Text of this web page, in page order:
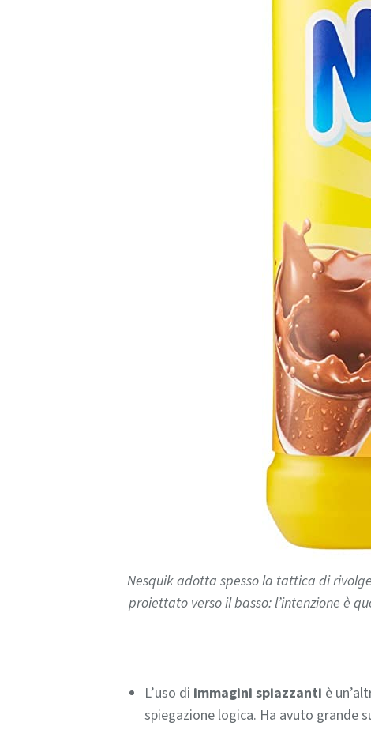
Nesquik adotta spesso la tattica di
proiettato verso il basso: l’intenzione è
L’uso di immagini spiazzanti è
spiegazione logica. Ha avuto grande